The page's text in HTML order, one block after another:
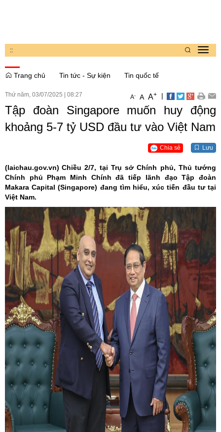
::
Trang chủ
Tin tức - Sự kiện Tin quốc tế
Thứ năm, 03/07/2025 08:27 A- A A+ |
Tập đoàn Singapore muốn huy động
khoảng 5-7 tỷ USD đầu tư vào Việt Nam
Chia sẻ Lưu
(laichau.gov.vn) Chiều 2/7, tại Trụ sở Chính phủ, Thủ tướng
Chính phủ Phạm Minh Chính đã tiếp lãnh đạo Tập đoàn
Makara Capital (Singapore) đang tìm hiểu, xúc tiến đầu tư tại
Việt Nam.